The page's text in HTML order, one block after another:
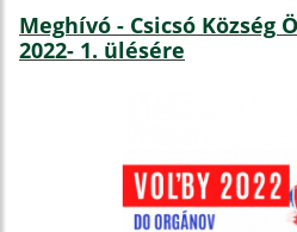
Meghívó - Csicsó Község
2022- 1. ülésére